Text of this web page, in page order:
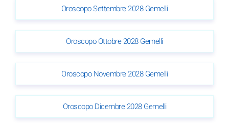
Oroscopo Settembre 2028 Gemelli
Oroscopo Ottobre 2028 Gemelli
Oroscopo Novembre 2028 Gemelli
Oroscopo Dicembre 2028 Gemelli